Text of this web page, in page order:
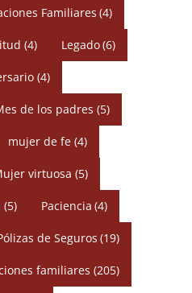
Familiares (4)
(4) Legado(6)
(4)
de los padres (5)
mujer de fe (4)
virtuosa (5)
(5) Paciencia (4)
de Seguros (19)
familiares (205)